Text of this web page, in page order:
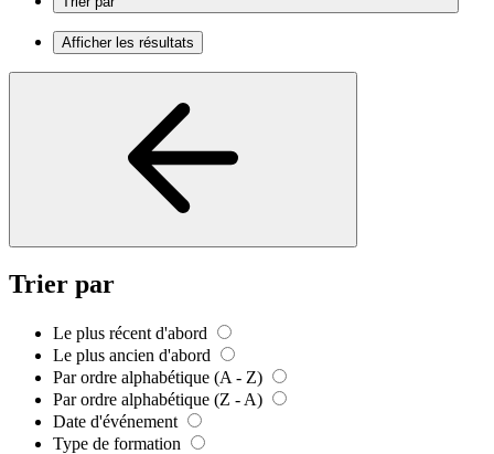
Afficher les résultats
Trier par
Le plus récent d'abord
Le plus ancien d'abord
Par ordre alphabétique (A - Z)
Par ordre alphabétique (Z - A)
Date d'événement
Type de formation